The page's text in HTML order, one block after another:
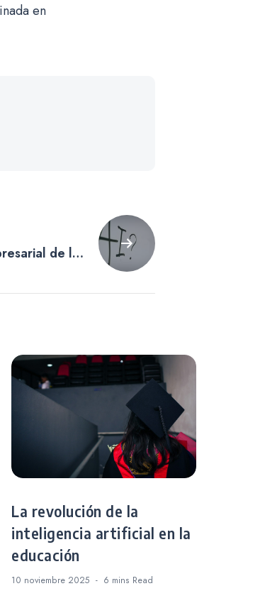
en
de la
La revolución de la
inteligencia artificial en la
educación
10 noviembre 2025 6 mins Read